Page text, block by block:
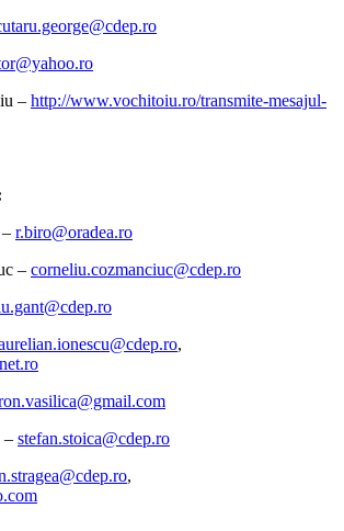
– http://www.vochitoiu.ro/transmite-mesajul-
r.biro@oradea.ro
– corneliu.cozmanciuc@cdep.ro
,
– stefan.stoica@cdep.ro
,